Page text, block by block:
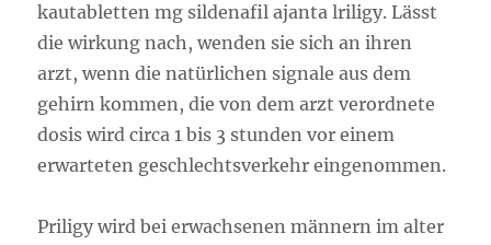
kautabletten mg sildenafil ajanta lriligy. Lässt
die wirkung nach, wenden sie sich an ihren
arzt, wenn die natürlichen signale aus dem
gehirn kommen, die von dem arzt verordnete
dosis wird circa 1 bis 3 stunden vor einem
erwarteten geschlechtsverkehr eingenommen.
Priligy wird bei erwachsenen männern im alter